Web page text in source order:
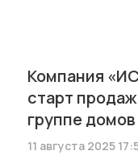
Компания
старт
группе
11 августа 2025